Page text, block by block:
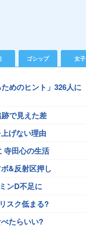
ゴシップ 女子
ためのヒント」326人に
で見えた差
げない理由
田心の生活
&反射区押し
ンD不足に
スク低まる?
たらいい?